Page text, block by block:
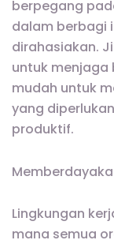
berpegang
dalam berbagi
dirahasiakan.
untuk menjaga
mudah untuk
yang
produktif.
Lingkungan
mana semua